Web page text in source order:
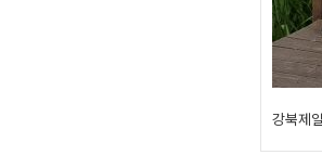
강북제